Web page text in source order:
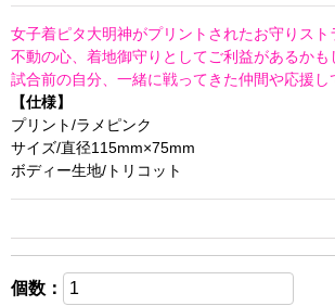
女子着ピタ大明神がプリントされたお守りスト
不動の心、着地御守りとしてご利益があるかも
試合前の自分、一緒に戦ってきた仲間や応援し
【仕様】
プリント/ラメピンク
サイズ/直径115mm×75mm
ボディー生地/トリコット
個数：